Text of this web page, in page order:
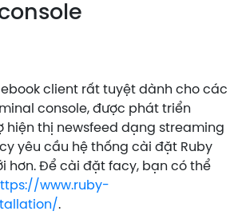
client rất tuyệt dành cho các
console, được phát triển
hiện thị newsfeed dạng streaming
yêu cầu hệ thống cài đặt Ruby
hơn. Để cài đặt facy, bạn có thể
www.ruby-
.